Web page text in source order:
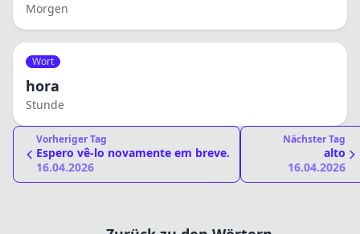
Morgen
Wort
hora
Stunde
Vorheriger Tag
Espero vê-lo novamente em breve.
16.04.2026
Nächster Tag
alto
16.04.2026